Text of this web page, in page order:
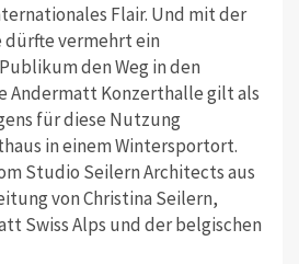
Flair. Und mit der
vermehrt ein
den Weg in den
Andermatt Konzerthalle gilt als
für diese Nutzung
in einem Wintersportort.
Studio Seilern Architects aus
von Christina Seilern,
Swiss Alps und der belgischen